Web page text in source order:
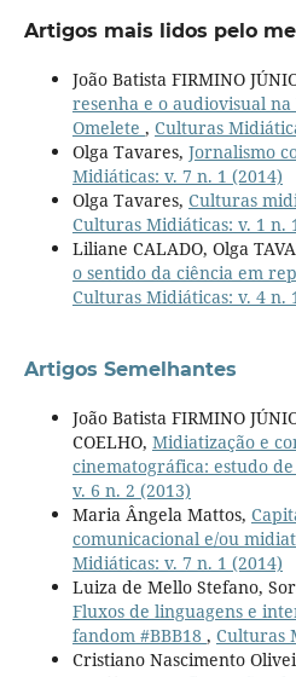
Artigos mais lidos pelo
João Batista FIRMINO
resenha e o audiovisual na
Omelete , Culturas
Olga Tavares, Jornalismo
Midiáticas: v. 7 n. 1 (2014)
Olga Tavares, Culturas
Culturas Midiáticas: v. 1 n.
Liliane CALADO, Olga
o sentido da ciência em
Culturas Midiáticas: v. 4 n.
Artigos Semelhantes
João Batista FIRMINO
COELHO, Midiatização e
cinematográfica: estudo de
v. 6 n. 2 (2013)
Maria Ângela Mattos,
comunicacional e/ou
Midiáticas: v. 7 n. 1 (2014)
Luiza de Mello Stefano,
Fluxos de linguagens e
fandom #BBB18 , Culturas
Cristiano Nascimento